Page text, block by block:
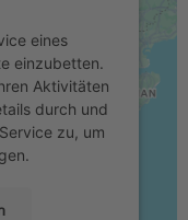
eines
einzubetten.
Aktivitäten
durch und
zu, um